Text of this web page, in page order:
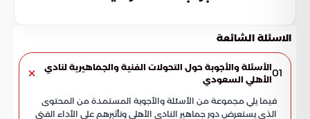
الاسئلة الشائعة
01الأسئلة والأجوبة حول التحولات الفنية والجماهيرية لنادي
الأهلي السعودي
فيما يلي مجموعة من الأسئلة والأجوبة المستمدة من المحتوى
الذي يستعرض دور جماهير النادي الأهلي وتأثيرهم على الأداء الفني